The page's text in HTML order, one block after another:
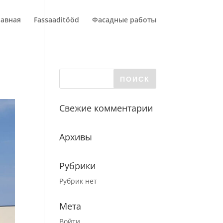
Fassaaditööd Фасадные работы
Свежие комментарии
Архивы
Рубрики
Рубрик нет
Мета